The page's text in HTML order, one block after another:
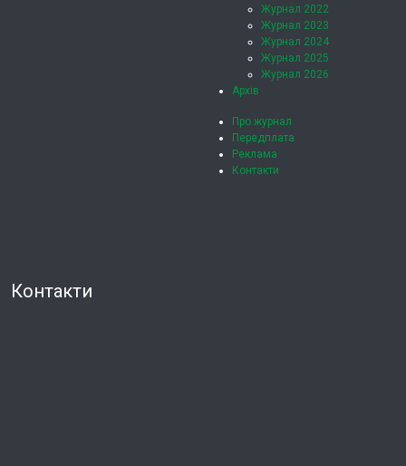
Журнал 2022
Журнал 2023
Журнал 2024
Журнал 2025
Журнал 2026
Архів
Про журнал
Передплата
Реклама
Контакти
Контакти